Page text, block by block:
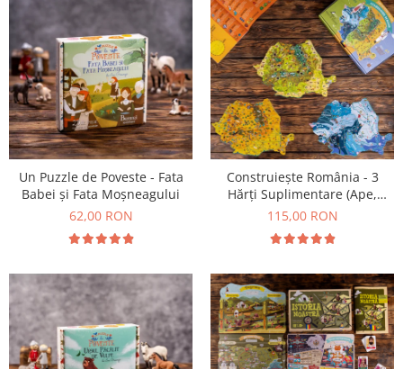
Un Puzzle de Poveste - Fata
Babei și Fata Moșneagului
62,00 RON
Construiește România - 3
Hărți Suplimentare (Ape,
Resurse, Vegetație și Faună)
115,00 RON